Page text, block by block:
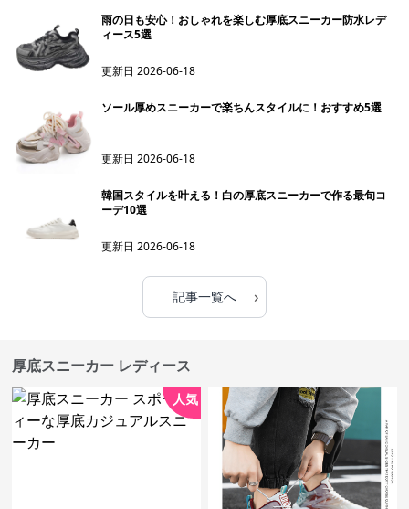
雨の日も安心！おしゃれを楽しむ厚底スニーカー防水レデ
ィース5選
更新日2026-06-18
ソール厚めスニーカーで楽ちんスタイルに！おすすめ5選
更新日2026-06-18
韓国スタイルを叶える！白の厚底スニーカーで作る最旬コ
ーデ10選
更新日2026-06-18
記事一覧へ ›
厚底スニーカー レディース
人気